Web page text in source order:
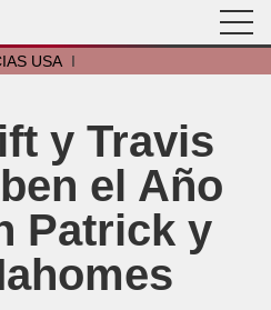
USA I
y Travis
el Año
Patrick y